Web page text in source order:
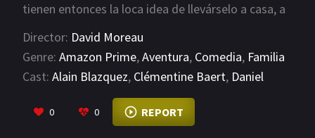
2014 2006
2002
tienen entonces la loca idea de llevárselo a casa, a
facilita la vida. Cuando Max, su caprichoso abuelo,
al que sólo han visto dos veces en su vida, se une a
la aventura, todo se vuelve posible...
Director: David Moreau
Genre: Amazon Prime,Aventura, Comedia, Familia
Cast: Alain Blazquez, Clémentine Baert, Daniel
VIEW MORE
0 0 REPORT